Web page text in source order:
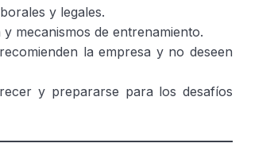
y legales.
mecanismos de entrenamiento.
la empresa y no deseen
y prepararse para los desafíos